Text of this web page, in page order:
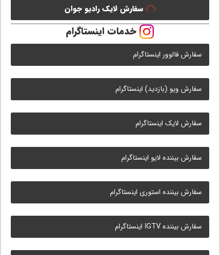
سفارش لایک رادیو جوان
خدمات اینستاگرام
سفارش فالوور اینستاگرام
سفارش ویو (بازدید) اینستاگرام
سفارش لایک اینستاگرام
سفارش بیننده لایو اینستاگرام
سفارش بیننده استوری اینستاگرام
سفارش بیننده IGTV اینستاگرام